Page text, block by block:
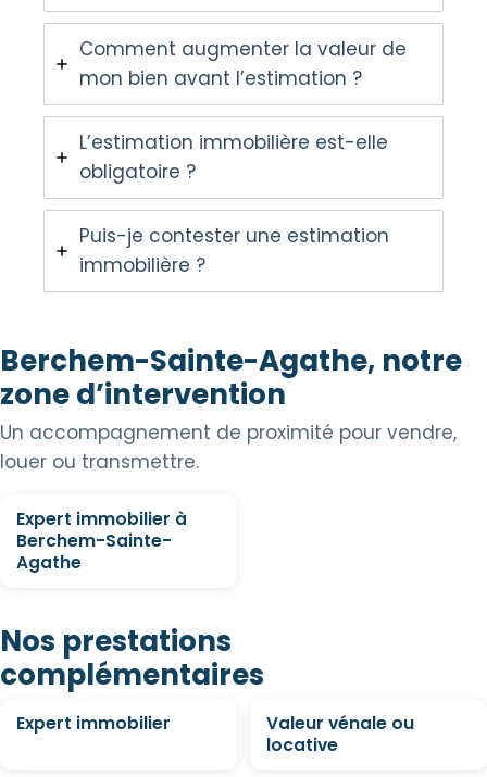
Comment augmenter la valeur de
mon bien avant l’estimation ?
L’estimation immobilière est-elle
obligatoire ?
Puis-je contester une estimation
immobilière ?
Berchem-Sainte-Agathe, notre
zone d’intervention
Un accompagnement de proximité pour vendre,
louer ou transmettre.
Expert immobilier à
Berchem-Sainte-
Agathe
Nos prestations
complémentaires
Expert immobilier
Valeur vénale ou
locative